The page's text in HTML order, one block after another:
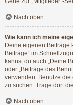
Nach oben
Wie kann ich meine
Deine eigenen Beiträge
Beiträge“ im
kannst du auch „Deine
oder „Beiträge des
verwenden. Benutze die
zu suchen. Trage dort
Nach oben